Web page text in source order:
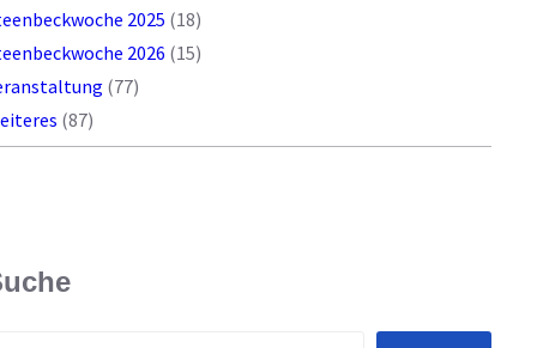
2025 (18)
2026 (15)
(77)
(87)